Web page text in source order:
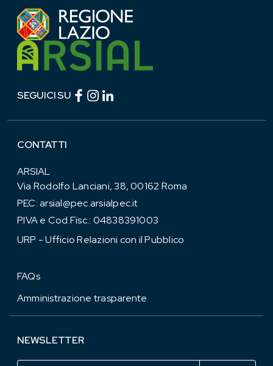
SEGUICI SU Facebook (link esterno)
Instagram (link esterno)
CONTATTI
ARSIAL
Via Rodolfo Lanciani, 38, 00162 Roma
PEC:arsial@pec.arsialpec.it
P.IVA e Cod.Fisc.: 04838391003
URP - Ufficio Relazioni con il Pubblico
FAQs
Amministrazione trasparente
NEWSLETTER